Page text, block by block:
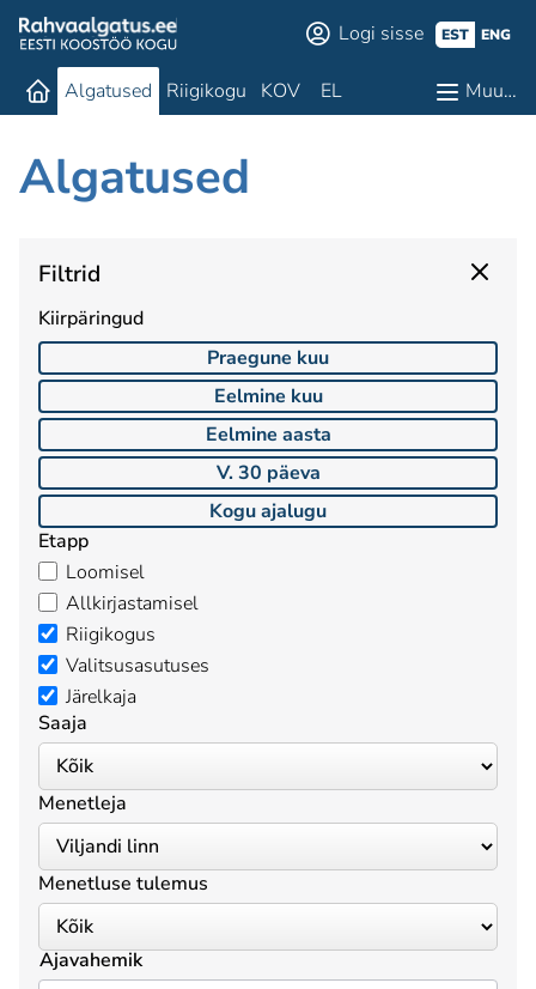
Logi sisse EST ENG
Algatused Riigikogu KOV EL Muu…
Algatused
Filtrid
Kiirpäringud
Praegune kuu
Eelmine kuu
Eelmine aasta
V. 30 päeva
Kogu ajalugu
Etapp
Loomisel
Allkirjastamisel
Riigikogus
Valitsusasutuses
Järelkaja
Saaja
Menetleja
Menetluse tulemus
Ajavahemik